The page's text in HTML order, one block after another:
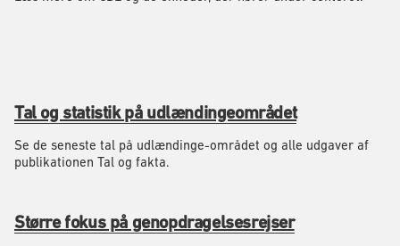
Tal og statistik på udlændingeområdet
Se de seneste tal på udlændinge-området og alle udgaver af
publikationen Tal og fakta.
Større fokus på genopdragelsesrejser